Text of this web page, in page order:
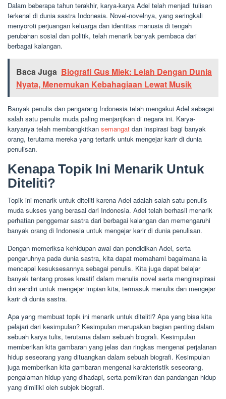
Dalam beberapa tahun terakhir, karya-karya Adel telah menjadi tulisan
terkenal di dunia sastra Indonesia. Novel-novelnya, yang seringkali
menyoroti perjuangan keluarga dan identitas manusia di tengah
perubahan sosial dan politik, telah menarik banyak pembaca dari
berbagai kalangan.
Baca Juga Biografi Gus Miek: Lelah Dengan Dunia
Nyata, Menemukan Kebahagiaan Lewat Musik
Banyak penulis dan pengarang Indonesia telah mengakui Adel sebagai
salah satu penulis muda paling menjanjikan di negara ini. Karya-
karyanya telah membangkitkan semangat dan inspirasi bagi banyak
orang, terutama mereka yang tertarik untuk mengejar karir di dunia
penulisan.
Kenapa Topik Ini Menarik Untuk
Diteliti?
Topik ini menarik untuk diteliti karena Adel adalah salah satu penulis
muda sukses yang berasal dari Indonesia. Adel telah berhasil menarik
perhatian penggemar sastra dari berbagai kalangan dan memengaruhi
banyak orang di Indonesia untuk mengejar karir di dunia penulisan.
Dengan memeriksa kehidupan awal dan pendidikan Adel, serta
pengaruhnya pada dunia sastra, kita dapat memahami bagaimana ia
mencapai kesuksesannya sebagai penulis. Kita juga dapat belajar
banyak tentang proses kreatif dalam menulis novel serta menginspirasi
diri sendiri untuk mengejar impian kita, termasuk menulis dan mengejar
karir di dunia sastra.
Apa yang membuat topik ini menarik untuk diteliti? Apa yang bisa kita
pelajari dari kesimpulan? Kesimpulan merupakan bagian penting dalam
sebuah karya tulis, terutama dalam sebuah biografi. Kesimpulan
memberikan kita gambaran yang jelas dan ringkas mengenai perjalanan
hidup seseorang yang dituangkan dalam sebuah biografi. Kesimpulan
juga memberikan kita gambaran mengenai karakteristik seseorang,
pengalaman hidup yang dihadapi, serta pemikiran dan pandangan hidup
yang dimiliki oleh subjek biografi.